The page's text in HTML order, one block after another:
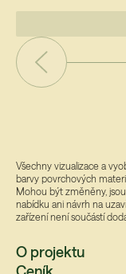
Všechny vizualizace a
barvy povrchových
Mohou být změněny,
nabídku ani návrh na
zařízení není součástí
O projektu